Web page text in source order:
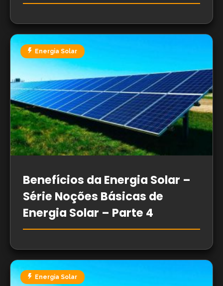
Energia Solar
Benefícios da Energia Solar –
Série Noções Básicas de
Energia Solar – Parte 4
Energia Solar